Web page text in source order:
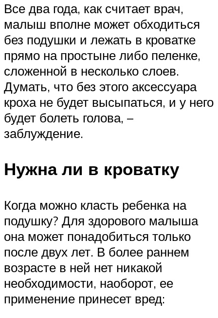
Все два года, как считает врач,
малыш вполне может обходиться
без подушки и лежать в кроватке
прямо на простыне либо пеленке,
сложенной в несколько слоев.
Думать, что без этого аксессуара
кроха не будет высыпаться, и у него
будет болеть голова, –
заблуждение.
Нужна ли в кроватку
Когда можно класть ребенка на
подушку? Для здорового малыша
она может понадобиться только
после двух лет. В более раннем
возрасте в ней нет никакой
необходимости, наоборот, ее
применение принесет вред: